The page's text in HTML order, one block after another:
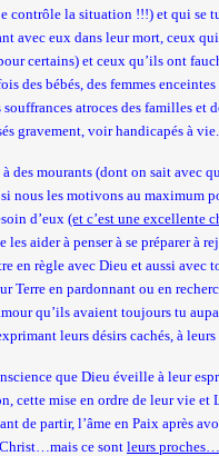
contrôle la situation !!!) et qui se
avec eux dans leur mort, ceux
certains) et ceux qu’ils ont
des bébés, des femmes enceintes
atroces des familles et
gravement, voir handicapés à vie.
à des mourants (dont on sait avec
si nous les motivons au maximum
d’eux (et c’est une excellente
les aider à penser à se préparer à
en règle avec Dieu et aussi avec
Terre en pardonnant ou en
qu’ils avaient toujours tu
leurs désirs cachés, à leurs
que Dieu éveille à leur
cette mise en ordre de leur vie et
de partir, l’âme en Paix après
ce sont leurs